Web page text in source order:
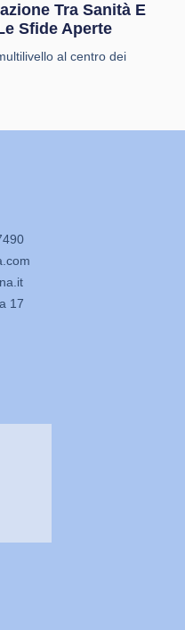
Tra Sanità E
Sfide Aperte
al centro dei
17